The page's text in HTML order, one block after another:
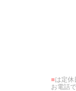
■は定休
お電話